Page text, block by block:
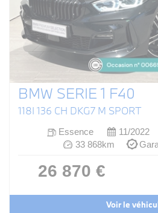
BMW SERIE 1 F40
118I 136 CH DKG7 M SPORT
Essence 11/2022
33 868km
26 870 €
Voir le